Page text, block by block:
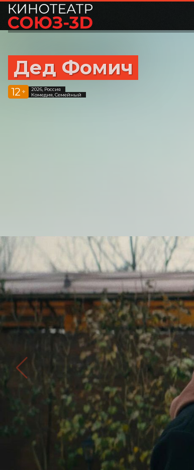
Дед Фомич
12 +
2026, Россия
Комедия, Семейный